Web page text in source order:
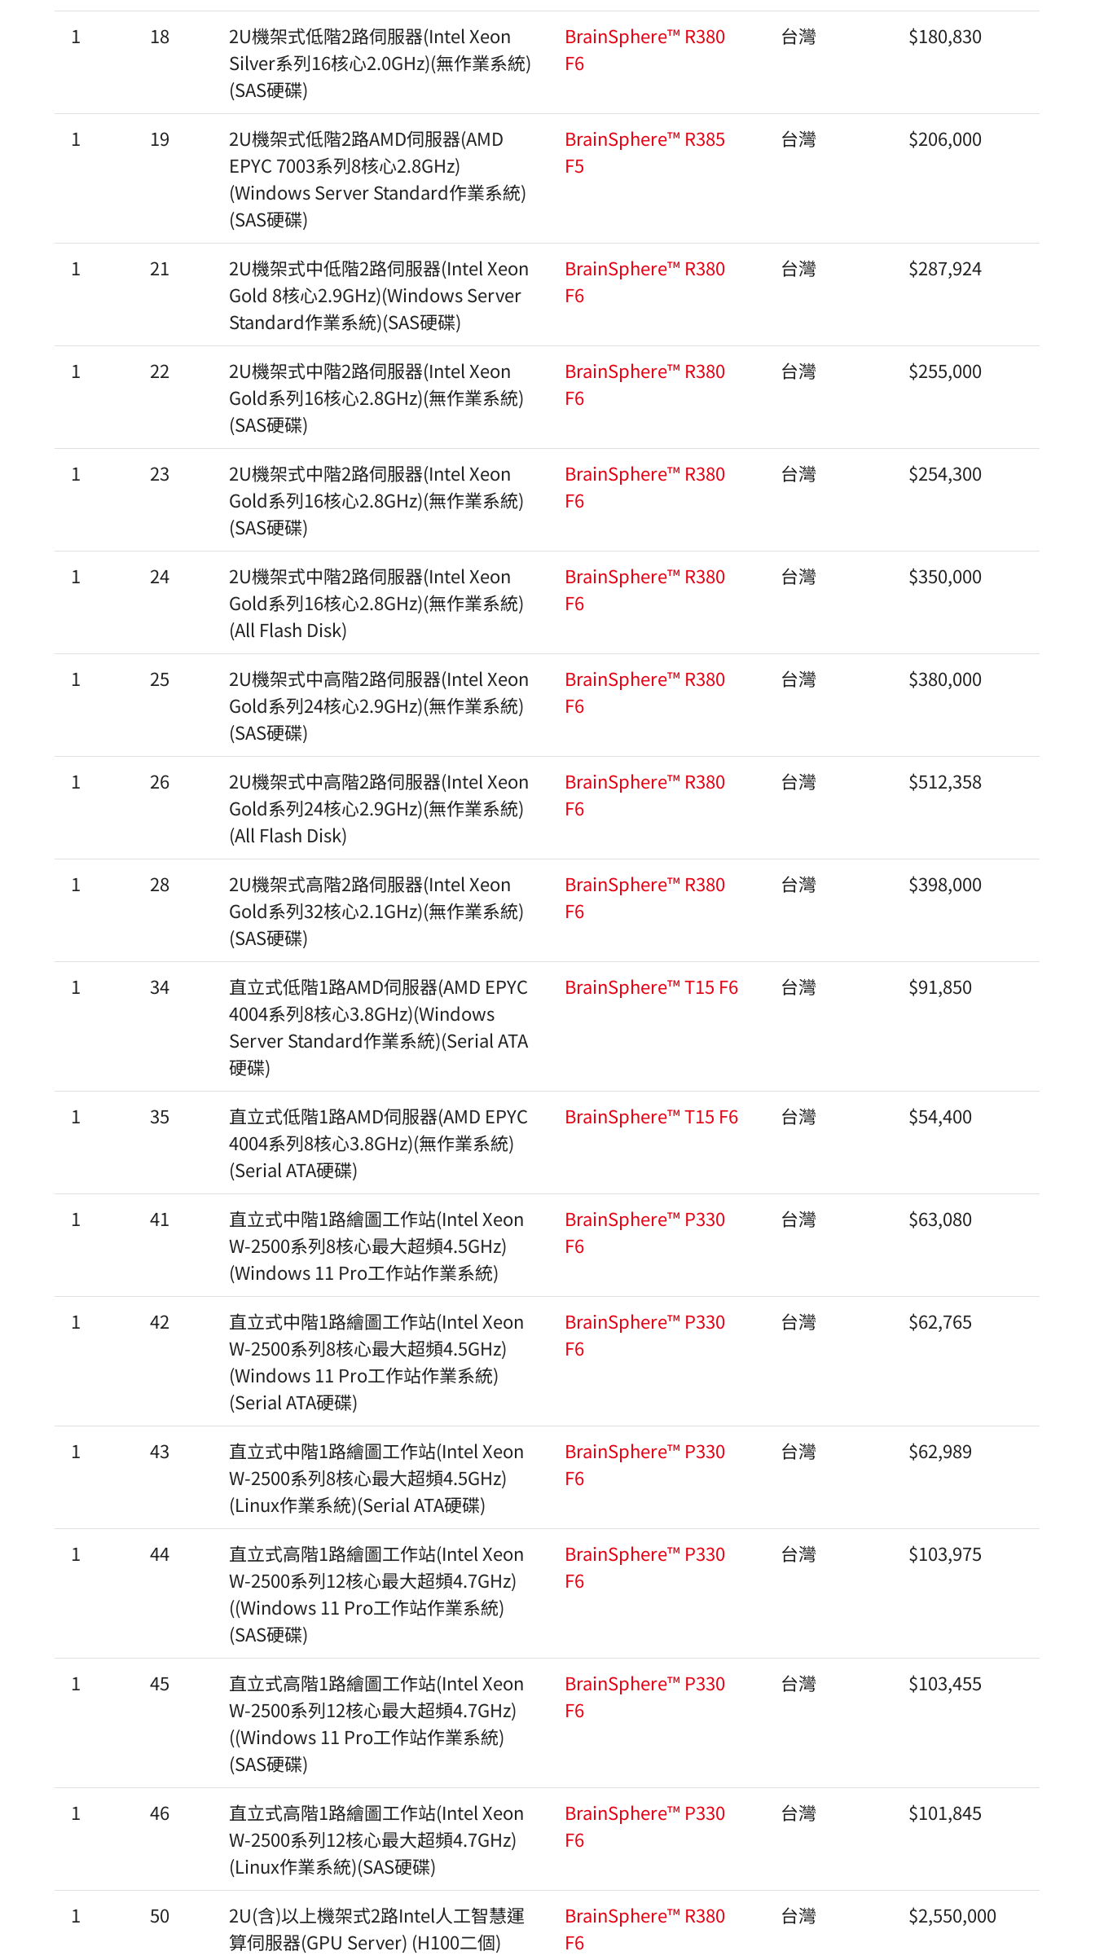
1 18
2U機架式低階2路伺服器(Intel Xeon
Silver系列16核心2.0GHz)(無作業系統)
(SAS硬碟)
BrainSphere™ R380
F6
台灣 $180,830
1 19
2U機架式低階2路AMD伺服器(AMD
EPYC 7003系列8核心2.8GHz)
(Windows Server Standard作業系統)
(SAS硬碟)
BrainSphere™ R385
F5
台灣 $206,000
1 21
2U機架式中低階2路伺服器(Intel Xeon
Gold 8核心2.9GHz)(Windows Server
Standard作業系統)(SAS硬碟)
BrainSphere™ R380
F6
台灣 $287,924
1 22
2U機架式中階2路伺服器(Intel Xeon
Gold系列16核心2.8GHz)(無作業系統)
(SAS硬碟)
BrainSphere™ R380
F6
台灣 $255,000
1 23
2U機架式中階2路伺服器(Intel Xeon
Gold系列16核心2.8GHz)(無作業系統)
(SAS硬碟)
BrainSphere™ R380
F6
台灣 $254,300
1 24
2U機架式中階2路伺服器(Intel Xeon
Gold系列16核心2.8GHz)(無作業系統)
(All Flash Disk)
BrainSphere™ R380
F6
台灣 $350,000
1 25
2U機架式中高階2路伺服器(Intel Xeon
Gold系列24核心2.9GHz)(無作業系統)
(SAS硬碟)
BrainSphere™ R380
F6
台灣 $380,000
1 26
2U機架式中高階2路伺服器(Intel Xeon
Gold系列24核心2.9GHz)(無作業系統)
(All Flash Disk)
BrainSphere™ R380
F6
台灣 $512,358
1 28
2U機架式高階2路伺服器(Intel Xeon
Gold系列32核心2.1GHz)(無作業系統)
(SAS硬碟)
BrainSphere™ R380
F6
台灣 $398,000
1 34
直立式低階1路AMD伺服器(AMD EPYC
4004系列8核心3.8GHz)(Windows
Server Standard作業系統)(Serial ATA
硬碟)
BrainSphere™ T15 F6 台灣 $91,850
1 35
直立式低階1路AMD伺服器(AMD EPYC
4004系列8核心3.8GHz)(無作業系統)
(Serial ATA硬碟)
BrainSphere™ T15 F6 台灣 $54,400
1 41
直立式中階1路繪圖工作站(Intel Xeon
W-2500系列8核心最大超頻4.5GHz)
(Windows 11 Pro工作站作業系統)
BrainSphere™ P330
F6
台灣 $63,080
1 42
直立式中階1路繪圖工作站(Intel Xeon
W-2500系列8核心最大超頻4.5GHz)
(Windows 11 Pro工作站作業系統)
(Serial ATA硬碟)
BrainSphere™ P330
F6
台灣 $62,765
1 43
直立式中階1路繪圖工作站(Intel Xeon
W-2500系列8核心最大超頻4.5GHz)
(Linux作業系統)(Serial ATA硬碟)
BrainSphere™ P330
F6
台灣 $62,989
1 44
直立式高階1路繪圖工作站(Intel Xeon
W-2500系列12核心最大超頻4.7GHz)
((Windows 11 Pro工作站作業系統)
(SAS硬碟)
BrainSphere™ P330
F6
台灣 $103,975
1 45
直立式高階1路繪圖工作站(Intel Xeon
W-2500系列12核心最大超頻4.7GHz)
((Windows 11 Pro工作站作業系統)
(SAS硬碟)
BrainSphere™ P330
F6
台灣 $103,455
1 46
直立式高階1路繪圖工作站(Intel Xeon
W-2500系列12核心最大超頻4.7GHz)
(Linux作業系統)(SAS硬碟)
BrainSphere™ P330
F6
台灣 $101,845
1 50
2U(含)以上機架式2路Intel人工智慧運
算伺服器(GPU Server) (H100二個)
BrainSphere™ R380
F6
台灣 $2,550,000